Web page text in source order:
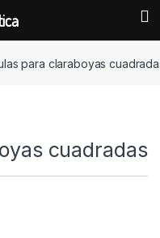
para claraboyas
cuadradas